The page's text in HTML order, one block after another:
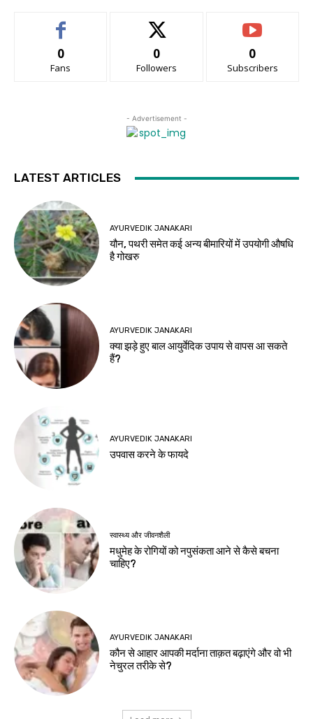
0
Fans
0
Followers
0
Subscribers
- Advertisement -
LATEST ARTICLES
AYURVEDIK JANAKARI
यौन, पथरी समेत कई अन्य बीमारियों में उपयोगी औषधि
है गोखरु
AYURVEDIK JANAKARI
क्या झड़े हुए बाल आयुर्वेदिक उपाय से वापस आ सकते
हैं?
AYURVEDIK JANAKARI
उपवास करने के फायदे
स्वास्थ्य और जीवनशैली
मधुमेह के रोगियों को नपुसंकता आने से कैसे बचना
चाहिए?
AYURVEDIK JANAKARI
कौन से आहार आपकी मर्दाना ताक़त बढ़ाएंगे और वो भी
नेचुरल तरीके से?